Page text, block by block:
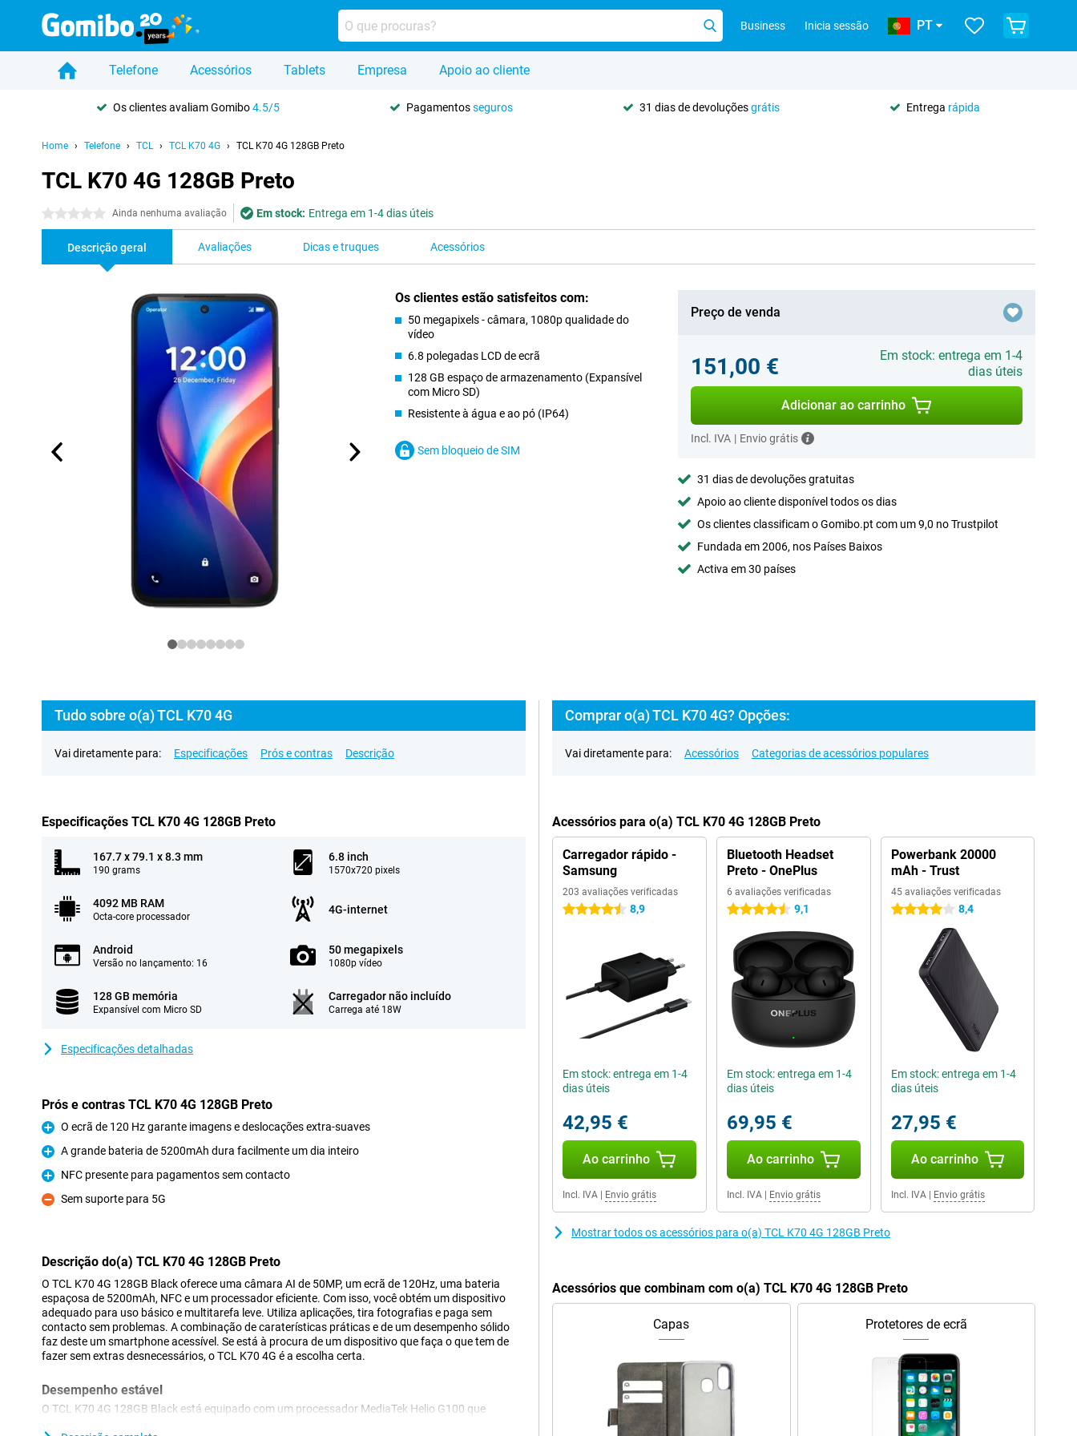
Business Inicia sessão PT
Telefone Acessórios Tablets Empresa Apoio ao cliente
Os clientes avaliam Gomibo4.5/5 Pagamentosseguros 31 dias de devoluçõesgrátis Entrega rápida
Home Telefone TCL TCL K70 4G TCL K70 4G 128GB Preto
TCL K70 4G 128GB Preto
0 estrelas Ainda nenhuma avaliação Em stock: Entrega em 1-4 dias úteis
Descrição geral Avaliações Dicas e truques Acessórios
Os clientes estão satisfeitos com:
50 megapixels - câmara, 1080p qualidade do
vídeo
6.8 polegadas LCD de ecrã
128 GB espaço de armazenamento (Expansível
com Micro SD)
Resistente à água e ao pó (IP64)
Sem bloqueio de SIM
Preço de venda
151,00 €
Em stock: entrega em 1-4
dias úteis
Adicionar ao carrinho
Incl. IVA | Envio grátis
31 dias de devoluções gratuitas
Apoio ao cliente disponível todos os dias
Os clientes classificam o Gomibo.pt com um 9,0 no Trustpilot
Fundada em 2006, nos Países Baixos
Activa em 30 países
Tudo sobre o(a) TCL K70 4G
Vai diretamente para: Especificações Prós e contras Descrição
Especificações TCL K70 4G 128GB Preto
167.7 x 79.1 x 8.3 mm
190 grams
6.8 inch
1570x720 pixels
4092 MB RAM
Octa-core processador
4G-internet
Android
Versão no lançamento: 16
50 megapixels
1080p vídeo
128 GB memória
Expansível com Micro SD
Carregador não incluído
Carrega até 18W
Especificações detalhadas
Prós e contras TCL K70 4G 128GB Preto
Prós
O ecrã de 120 Hz garante imagens e deslocações extra-suaves
Prós
A grande bateria de 5200mAh dura facilmente um dia inteiro
Prós
NFC presente para pagamentos sem contacto
Contras
Sem suporte para 5G
Descrição do(a) TCL K70 4G 128GB Preto
O TCL K70 4G 128GB Black oferece uma câmara AI de 50MP, um ecrã de 120Hz, uma bateria
espaçosa de 5200mAh, NFC e um processador eficiente. Com isso, você obtém um dispositivo
adequado para uso básico e multitarefa leve. Utiliza aplicações, tira fotografias e paga sem
contacto sem problemas. A combinação de caraterísticas práticas e de um desempenho sólido
faz deste um smartphone acessível. Se está à procura de um dispositivo que faça o que tem de
fazer sem extras desnecessários, o TCL K70 4G é a escolha certa.
Desempenho estável
O TCL K70 4G 128GB Black está equipado com um processador MediaTek Helio G100 que
Comprar o(a) TCL K70 4G? Opções:
Vai diretamente para: Acessórios Categorias de acessórios populares
Acessórios para o(a) TCL K70 4G 128GB Preto
Carregador rápido -
Samsung
203 avaliações verificadas
4.5 estrelas 8,9
Em stock: entrega em 1-4
dias úteis
42,95 €
Ao carrinho
Incl. IVA Envio grátis
Bluetooth Headset
Preto - OnePlus
6 avaliações verificadas
4.5 estrelas 9,1
Em stock: entrega em 1-4
dias úteis
69,95 €
Ao carrinho
Incl. IVA| Envio grátis
Powerbank 20000
mAh - Trust
45 avaliações verificadas
4 estrelas 8,4
Em stock: entrega em 1-4
dias úteis
27,95 €
Ao carrinho
Incl. IVA| Envio grátis
Mostrar todos os acessórios para o(a) TCL K70 4G 128GB Preto
Acessórios que combinam com o(a) TCL K70 4G 128GB Preto
Capas Protetores de ecrã